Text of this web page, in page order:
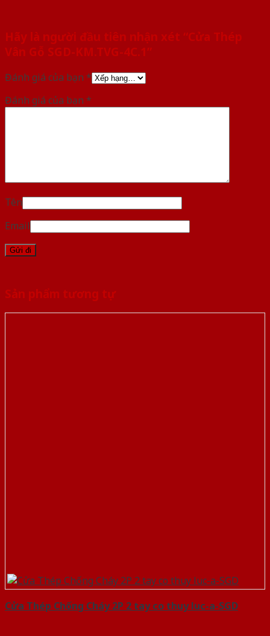
Hãy là người đầu tiên nhận xét “Cửa Thép
Vân Gỗ SGD-KM.TVG-4C.1”
Đánh giá của bạn *
Đánh giá của bạn *
Tên
Email
Sản phẩm tương tự
Cửa Thép Chống Cháy 2P 2 tay co thuy luc-a-SGD